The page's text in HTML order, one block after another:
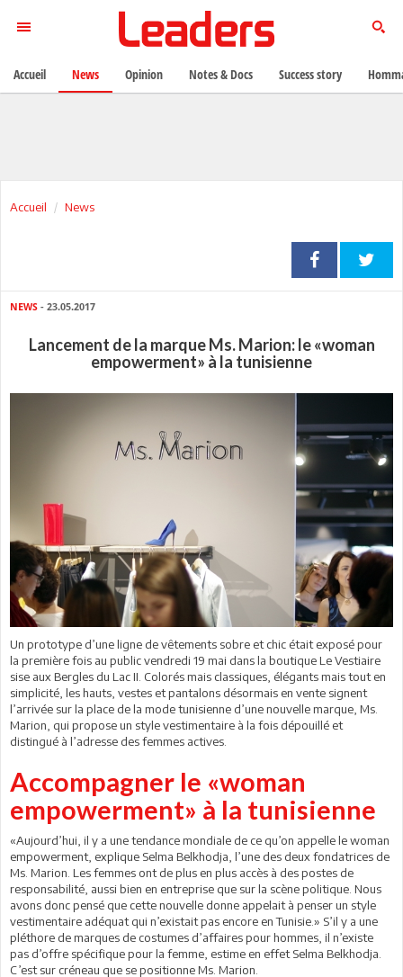
Accueil News
NEWS - 23.05.2017
Lancement de la marque Ms. Marion: le «woman
empowerment» à la tunisienne
Un prototype d’une ligne de vêtements sobre et chic était exposé pour
la première fois au public vendredi 19 mai dans la boutique Le Vestiaire
sise aux Bergles du Lac II. Colorés mais classiques, élégants mais tout en
simplicité, les hauts, vestes et pantalons désormais en vente signent
l’arrivée sur la place de la mode tunisienne d’une nouvelle marque, Ms.
Marion, qui propose un style vestimentaire à la fois dépouillé et
distingué à l’adresse des femmes actives.
Accompagner le «woman
empowerment» à la tunisienne
«Aujourd’hui, il y a une tendance mondiale de ce qu’on appelle le woman
empowerment, explique Selma Belkhodja, l’une des deux fondatrices de
Ms. Marion. Les femmes ont de plus en plus accès à des postes de
responsabilité, aussi bien en entreprise que sur la scène politique. Nous
avons donc pensé que cette nouvelle donne appelait à penser un style
vestimentaire adéquat qui n’existait pas encore en Tunisie.» S’il y a une
pléthore de marques de costumes d’affaires pour hommes, il n’existe
pas d’offre spécifique pour la femme, estime en effet Selma Belkhodja.
C’est sur créneau que se positionne Ms. Marion.
Accueil News Opinion Notes & Docs Success story